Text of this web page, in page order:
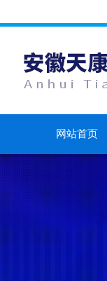
网站首页